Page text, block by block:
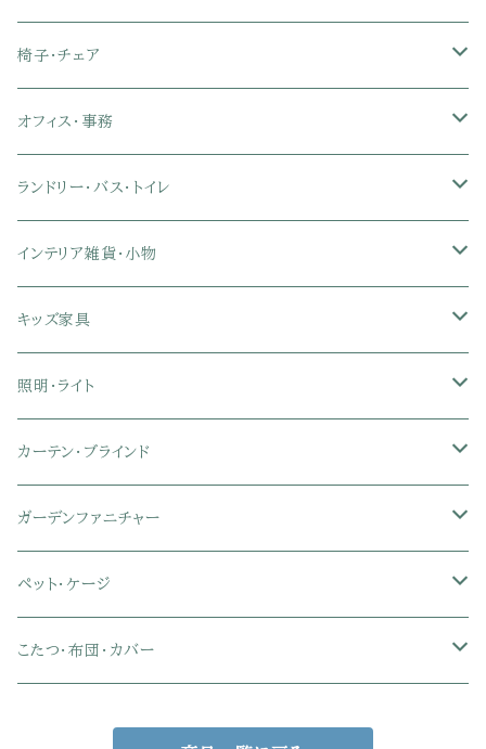
ソファカバー
玄関収納
突っ張り棚・突っ張りラック
幅90cm以下テレビ台
幅91～120cmテレビ台
幅121～150cmテレビ台
幅151～180cmテレビ台
キッチンマット
キッチン用品
キッチン家電
シングル
セミシングル
シングル
パイプベッド
ロフトベッド
2段ベッド
折りたたみベッド
ソファベッド
マットレス
セミシングル
シングル
セミシングル
シングル
セミダブル
ダブル
タオルケット・ガーゼケット
ブランケット・毛布
布団カバー・敷きパッド
ひんやりマット（冷却マット）
こたつ布団
シングル
セミダブル
ダブル
クイーン
キング
フローリングマット
ジョイントマット
ダイニングテーブルセット
2人用ダイニングテーブルセット
4人用ダイニングテーブルセット
6人用ダイニングテーブルセット
木製ダイニング
スチール脚ダイニング
ウッドテーブル
センターテーブル
ガラステーブル
カウンターテーブル
伸縮式テーブル
パソコン・オフィスデスク
L字デスク
収納付きデスク
キーボードスライダー付きデスク
学習机
ツインデスク
デスクセット
サイドワゴン・チェスト
木製デスク
ガラスデスク
椅子・チェア
ダイニングチェア・ベンチ
オフィスチェア
リクライニングチェア
ハイバックオフィスチェア
メッシュオフィスチェア
リビングチェア
スツール・オットマン
学習椅子
ファブリックチェア
革・レザー・合皮チェア
スチール脚チェア
木脚チェア
オフィス・事務
オフィスチェア
オフィスデスク
オフィス収納
オフィス雑貨
オフィス家電
ランドリー・バス・トイレ
ランドリーラック
タオルハンガー
洗濯カゴ・ワゴン
物干しスタンド
トイレ用品
トイレットペーパーホルダー
バス用品・バスマット
インテリア雑貨・小物
タオル
食器・食器スタンド
キャニスター・ディスペンサー
コーヒーサーバー
エコバッグ
玄関小物・傘
キッズ家具
絵本ラック・本棚
ラック・ランドセルラック
おもちゃ・キッズ収納
学習机・学習椅子
チェア・ベビーチェア・ソファ
照明・ライト
シーリングライト
シーリングファンライト
ペンダントライト
スポットライト
カーテン・ブラインド
ドレープカーテン
レースカーテン
カーテンセット
ガーデンファニチャー
ガーデンフェンス・アーチ
ガーデンテーブル・チェア・ベンチ
ペット・ケージ
ケージ
こたつ・布団・カバー